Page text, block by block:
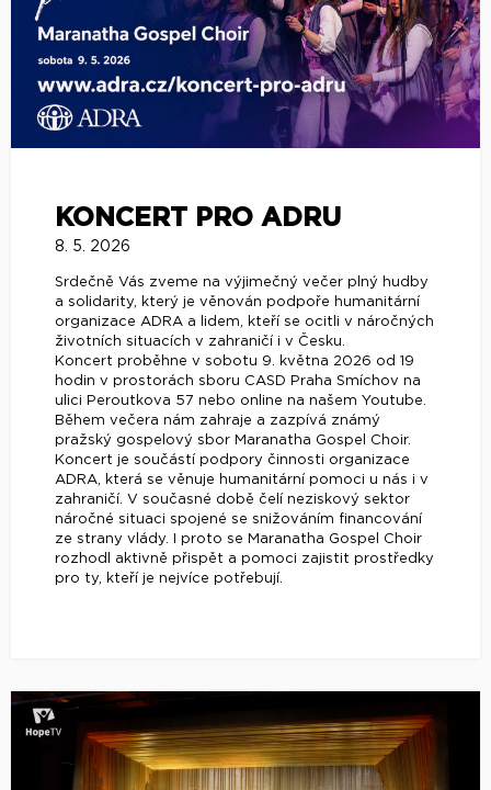
KONCERT PRO ADRU
8. 5. 2026
Srdečně Vás zveme na výjimečný večer plný hudby
a solidarity, který je věnován podpoře humanitární
organizace ADRA a lidem, kteří se ocitli v náročných
životních situacích v zahraničí i v Česku.
Koncert proběhne v sobotu 9. května 2026 od 19
hodin v prostorách sboru CASD Praha Smíchov na
ulici Peroutkova 57 nebo online na našem Youtube.
Během večera nám zahraje a zazpívá známý
pražský gospelový sbor Maranatha Gospel Choir.
Koncert je součástí podpory činnosti organizace
ADRA, která se věnuje humanitární pomoci u nás i v
zahraničí. V současné době čelí neziskový sektor
náročné situaci spojené se snižováním financování
ze strany vlády. I proto se Maranatha Gospel Choir
rozhodl aktivně přispět a pomoci zajistit prostředky
pro ty, kteří je nejvíce potřebují.